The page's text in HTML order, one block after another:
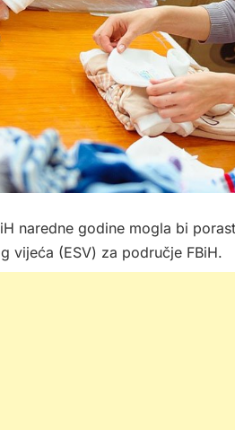
naredne godine mogla bi
vijeća (ESV) za područje FBiH.